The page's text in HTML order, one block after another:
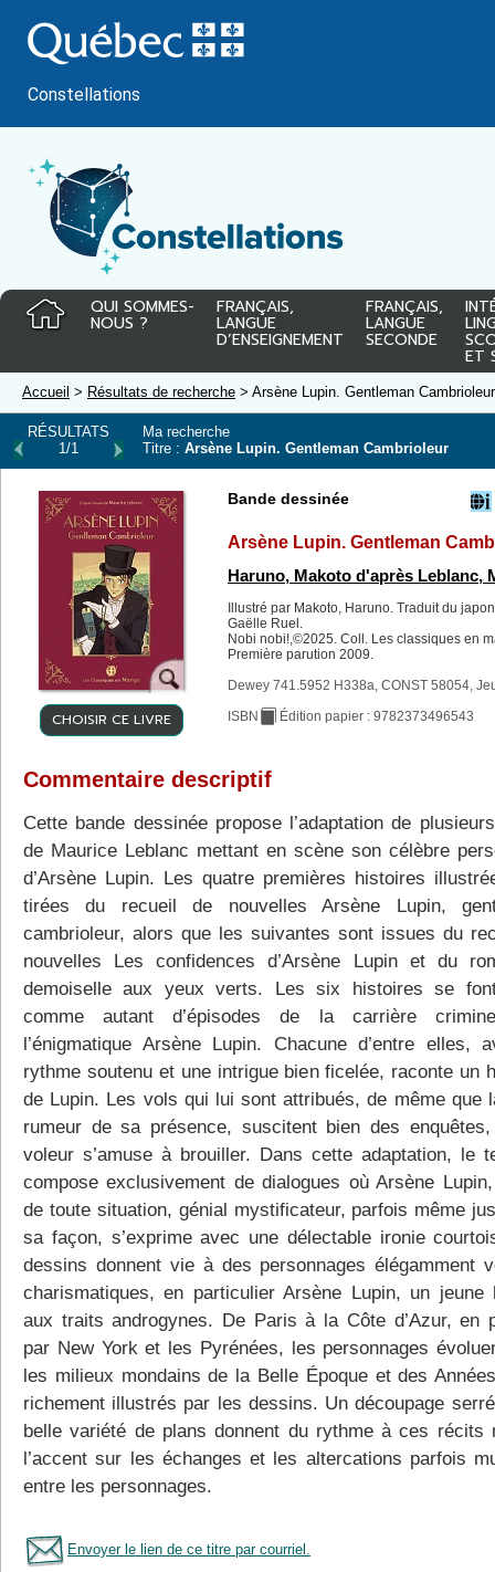
au
contenu
Constellations
QUI SOMMES-
NOUS ?
FRANÇAIS,
LANGUE
D’ENSEIGNEMENT
FRANÇAIS,
LANGUE
SECONDE
ET
Accueil > Résultats de recherche > Arsène Lupin. Gentleman
RÉSULTATS
1/1
Ma recherche
Titre : Arsène Lupin. Gentleman Cambrioleur
CHOISIR CE LIVRE
Bande dessinée
Arsène Lupin. Gentleman
Haruno, Makoto d'après Leblanc,
Illustré par Makoto, Haruno. Traduit du
Gaëlle Ruel.
Nobi nobi!,©2025. Coll. Les classiques en
Première parution 2009.
Dewey 741.5952 H338a, CONST 58054,
ISBN Édition papier : 9782373496543
Commentaire descriptif
Cette bande dessinée propose l’adaptation de
de Maurice Leblanc mettant en scène son célèbre
d’Arsène Lupin. Les quatre premières histoires
tirées du recueil de nouvelles Arsène Lupin,
cambrioleur, alors que les suivantes sont issues du
nouvelles Les confidences d’Arsène Lupin et du
demoiselle aux yeux verts. Les six histoires se
comme autant d’épisodes de la carrière
l’énigmatique Arsène Lupin. Chacune d’entre elles,
rythme soutenu et une intrigue bien ficelée, raconte un
de Lupin. Les vols qui lui sont attribués, de même que
rumeur de sa présence, suscitent bien des
voleur s’amuse à brouiller. Dans cette adaptation, le
compose exclusivement de dialogues où Arsène
de toute situation, génial mystificateur, parfois même
sa façon, s’exprime avec une délectable ironie
dessins donnent vie à des personnages élégamment
charismatiques, en particulier Arsène Lupin, un jeune
aux traits androgynes. De Paris à la Côte d’Azur, en
par New York et les Pyrénées, les personnages
les milieux mondains de la Belle Époque et des
richement illustrés par les dessins. Un découpage
belle variété de plans donnent du rythme à ces récits
l’accent sur les échanges et les altercations parfois
entre les personnages.
Envoyer le lien de ce titre par courriel.